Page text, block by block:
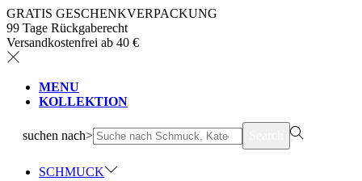
GRATIS GESCHENKVERPACKUNG
99 Tage Rückgaberecht
Versandkostenfrei ab 40 €
MENU
KOLLEKTION
suchen nach>
SCHMUCK